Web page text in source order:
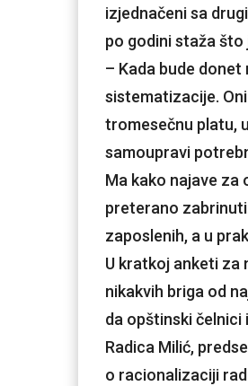
izjednačeni sa
po godini staža što
– Kada bude
sistematizacije.
tromesečnu platu,
samoupravi
Ma kako najave za
preterano
zaposlenih, a u
U kratkoj anketi za
nikakvih briga od
da opštinski čelnici
Radica Milić,
o racionalizaciji